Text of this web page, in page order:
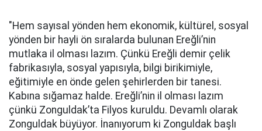
"Hem sayısal yönden hem ekonomik, kültürel, sosyal
yönden bir hayli ön sıralarda bulunan Ereğli’nin
mutlaka il olması lazım. Çünkü Ereğli demir çelik
fabrikasıyla, sosyal yapısıyla, bilgi birikimiyle,
eğitimiyle en önde gelen şehirlerden bir tanesi.
Kabına sığamaz halde. Ereğli’nin il olması lazım
çünkü Zonguldak’ta Filyos kuruldu. Devamlı olarak
Zonguldak büyüyor. İnanıyorum ki Zonguldak başlı